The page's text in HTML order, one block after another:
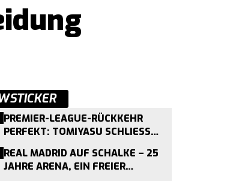
PREMIER-LEAGUE-RÜCKKEHR
PERFEKT: TOMIYASU SCHLIESST S
REAL MADRID AUF SCHALKE – 25
JAHRE ARENA, EIN FREIER